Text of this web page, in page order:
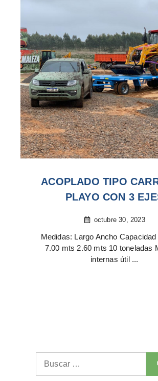
ACOPLADO TIPO
PLAYO CON 3
octubre 30, 2023
Medidas: Largo Ancho
7.00 mts 2.60 mts 10 toneladas
internas útil ...